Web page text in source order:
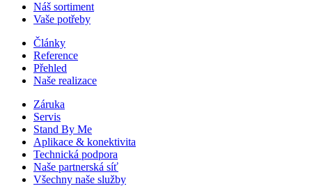
Náš sortiment
Vaše potřeby
Články
Reference
Přehled
Naše realizace
Záruka
Servis
Stand By Me
Aplikace & konektivita
Technická podpora
Naše partnerská síť
Všechny naše služby